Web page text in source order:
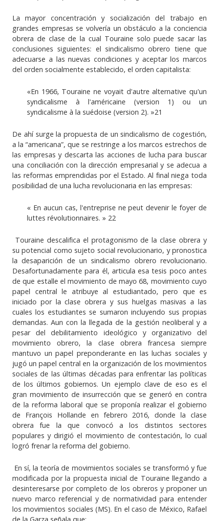
La mayor concentración y socialización del trabajo en
grandes empresas se volvería un obstáculo a la conciencia
obrera de clase de la cual Touraine solo puede sacar las
conclusiones siguientes: el sindicalismo obrero tiene que
adecuarse a las nuevas condiciones y aceptar los marcos
del orden socialmente establecido, el orden capitalista:
«En 1966, Touraine ne voyait d'autre alternative qu'un
syndicalisme à l'américaine (version 1) ou un
syndicalisme à la suédoise (version 2). »21
De ahí surge la propuesta de un sindicalismo de cogestión,
a la “americana”, que se restringe a los marcos estrechos de
las empresas y descarta las acciones de lucha para buscar
una conciliación con la dirección empresarial y se adecua a
las reformas emprendidas por el Estado. Al final niega toda
posibilidad de una lucha revolucionaria en las empresas:
« En aucun cas, l'entreprise ne peut devenir le foyer de
luttes révolutionnaires. » 22
Touraine descalifica el protagonismo de la clase obrera y
su potencial como sujeto social revolucionario, y pronostica
la desaparición de un sindicalismo obrero revolucionario.
Desafortunadamente para él, articula esa tesis poco antes
de que estalle el movimiento de mayo 68, movimiento cuyo
papel central le atribuye al estudiantado, pero que es
iniciado por la clase obrera y sus huelgas masivas a las
cuales los estudiantes se sumaron incluyendo sus propias
demandas. Aun con la llegada de la gestión neoliberal y a
pesar del debilitamiento ideológico y organizativo del
movimiento obrero, la clase obrera francesa siempre
mantuvo un papel preponderante en las luchas sociales y
jugó un papel central en la organización de los movimientos
sociales de las últimas décadas para enfrentar las políticas
de los últimos gobiernos. Un ejemplo clave de eso es el
gran movimiento de insurrección que se generó en contra
de la reforma laboral que se proponía realizar el gobierno
de François Hollande en febrero 2016, donde la clase
obrera fue la que convocó a los distintos sectores
populares y dirigió el movimiento de contestación, lo cual
logró frenar la reforma del gobierno.
En sí, la teoría de movimientos sociales se transformó y fue
modificada por la propuesta inicial de Touraine llegando a
desinteresarse por completo de los obreros y proponer un
nuevo marco referencial y de normatividad para entender
los movimientos sociales (MS). En el caso de México, Rafael
de la Garza señala que: